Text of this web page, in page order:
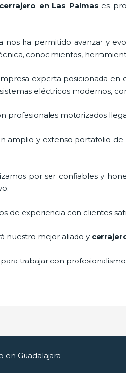
cerrajero en Las Palmas es
nos ha permitido avanzar y
conocimientos,
experta posicionada en
eléctricos modernos,
profesionales motorizados
amplio y extenso portafolio de
por ser confiables y
de experiencia con clientes
nuestro mejor aliado y
trabajar con profesionalismo
en Guadalajara